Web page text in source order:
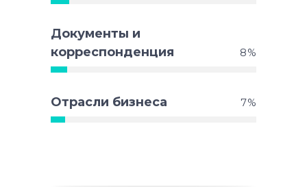
Документы и
корреспонденция
8
Отрасли бизнеса 7